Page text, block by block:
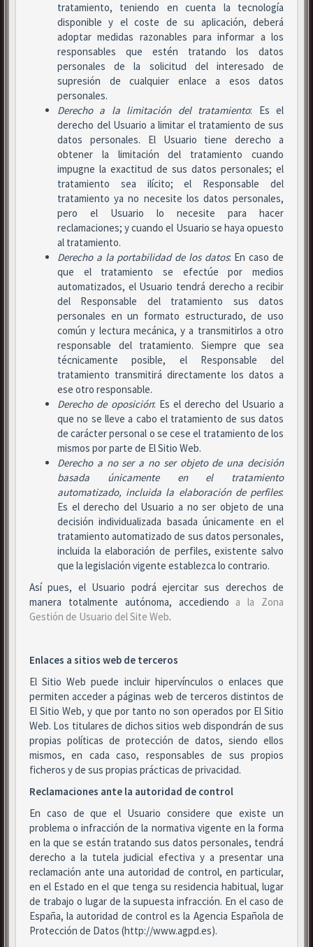
tratamiento, teniendo en cuenta la tecnología
disponible y el coste de su aplicación, deberá
adoptar medidas razonables para informar a los
responsables que estén tratando los datos
personales de la solicitud del interesado de
supresión de cualquier enlace a esos datos
personales.
Derecho a la limitación del tratamiento: Es el
derecho del Usuario a limitar el tratamiento de sus
datos personales. El Usuario tiene derecho a
obtener la limitación del tratamiento cuando
impugne la exactitud de sus datos personales; el
tratamiento sea ilícito; el Responsable del
tratamiento ya no necesite los datos personales,
pero el Usuario lo necesite para hacer
reclamaciones; y cuando el Usuario se haya opuesto
al tratamiento.
Derecho a la portabilidad de los datos: En caso de
que el tratamiento se efectúe por medios
automatizados, el Usuario tendrá derecho a recibir
del Responsable del tratamiento sus datos
personales en un formato estructurado, de uso
común y lectura mecánica, y a transmitirlos a otro
responsable del tratamiento. Siempre que sea
técnicamente posible, el Responsable del
tratamiento transmitirá directamente los datos a
ese otro responsable.
Derecho de oposición: Es el derecho del Usuario a
que no se lleve a cabo el tratamiento de sus datos
de carácter personal o se cese el tratamiento de los
mismos por parte de El Sitio Web.
Derecho a no ser a no ser objeto de una decisión
basada únicamente en el tratamiento
automatizado, incluida la elaboración de perfiles:
Es el derecho del Usuario a no ser objeto de una
decisión individualizada basada únicamente en el
tratamiento automatizado de sus datos personales,
incluida la elaboración de perfiles, existente salvo
que la legislación vigente establezca lo contrario.
Así pues, el Usuario podrá ejercitar sus derechos de
manera totalmente autónoma, accediendo a la Zona
Gestión de Usuario del Site Web.
Enlaces a sitios web de terceros
El Sitio Web puede incluir hipervínculos o enlaces que
permiten acceder a páginas web de terceros distintos de
El Sitio Web, y que por tanto no son operados por El Sitio
Web. Los titulares de dichos sitios web dispondrán de sus
propias políticas de protección de datos, siendo ellos
mismos, en cada caso, responsables de sus propios
ficheros y de sus propias prácticas de privacidad.
Reclamaciones ante la autoridad de control
En caso de que el Usuario considere que existe un
problema o infracción de la normativa vigente en la forma
en la que se están tratando sus datos personales, tendrá
derecho a la tutela judicial efectiva y a presentar una
reclamación ante una autoridad de control, en particular,
en el Estado en el que tenga su residencia habitual, lugar
de trabajo o lugar de la supuesta infracción. En el caso de
España, la autoridad de control es la Agencia Española de
Protección de Datos (http://www.agpd.es).